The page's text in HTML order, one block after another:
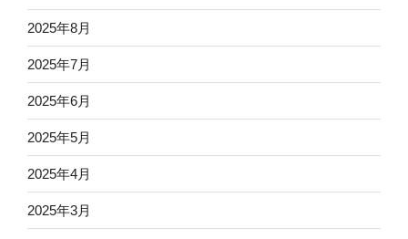
2025年8月
2025年7月
2025年6月
2025年5月
2025年4月
2025年3月